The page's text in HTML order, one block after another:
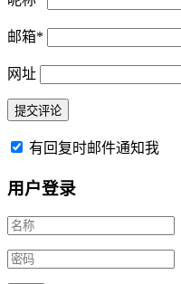
邮箱*
网址
有回复时邮件通知我
用户登录